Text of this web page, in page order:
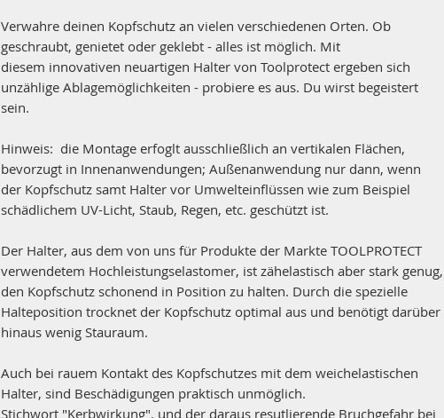
Verwahre deinen Kopfschutz an vielen verschiedenen Orten. Ob
geschraubt, genietet oder geklebt - alles ist möglich. Mit
diesem innovativen neuartigen Halter von Toolprotect ergeben sich
unzählige Ablagemöglichkeiten - probiere es aus. Du wirst begeistert
sein.
Hinweis: die Montage erfoglt ausschließlich an vertikalen Flächen,
bevorzugt in Innenanwendungen; Außenanwendung nur dann, wenn
der Kopfschutz samt Halter vor Umwelteinflüssen wie zum Beispiel
schädlichem UV-Licht, Staub, Regen, etc. geschützt ist.
Der Halter, aus dem von uns für Produkte der Markte TOOLPROTECT
verwendetem Hochleistungselastomer, ist zähelastisch aber stark genug,
den Kopfschutz schonend in Position zu halten. Durch die spezielle
Halteposition trocknet der Kopfschutz optimal aus und benötigt darüber
hinaus wenig Stauraum.
Auch bei rauem Kontakt des Kopfschutzes mit dem weichelastischen
Halter, sind Beschädigungen praktisch unmöglich.
Stichwort "Kerbwirkung", und der daraus resutlierende Bruchgefahr bei